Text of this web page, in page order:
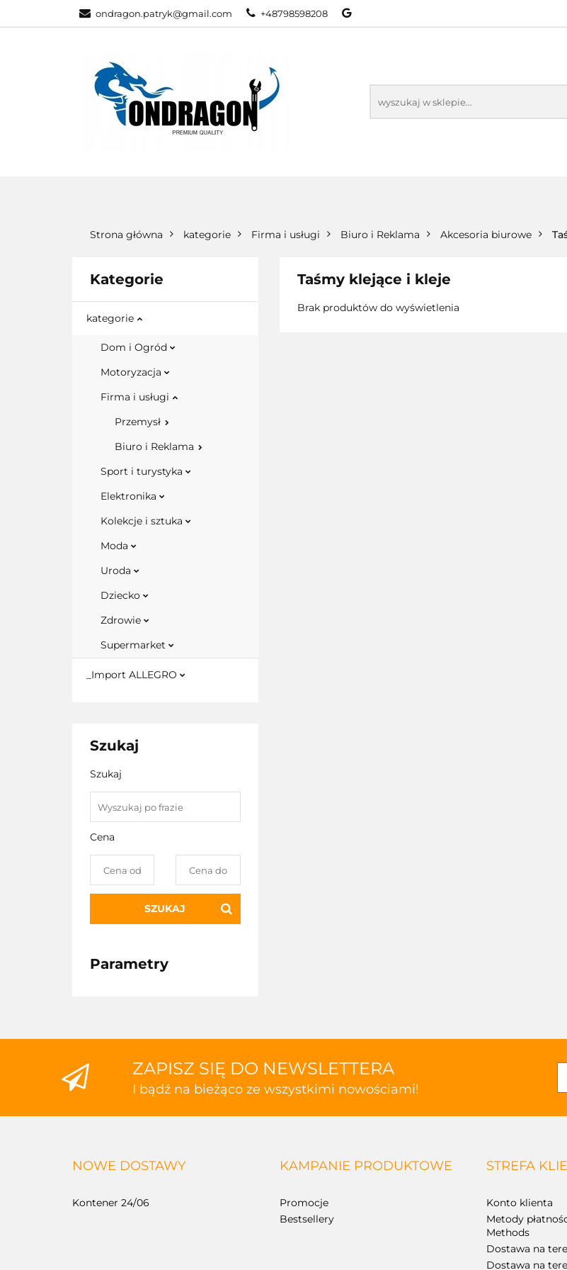
ondragon.patryk@gmail.com +48798598208
KATEGORIE NOWOŚCI
Strona główna kategorie Firma i usługi Biuro i Reklama Akcesoria biurowe
Kategorie
kategorie
Dom i Ogród
Motoryzacja
Firma i usługi
Przemysł
Biuro i Reklama
Sport i turystyka
Elektronika
Kolekcje i sztuka
Moda
Uroda
Dziecko
Zdrowie
Supermarket
_Import ALLEGRO
Szukaj
Szukaj
Cena
SZUKAJ
Parametry
Taśmy klejące i kleje
Brak produktów do wyświetlenia
ZAPISZ SIĘ DO NEWSLETTERA
I bądź na bieżąco ze wszystkimi nowościami!
NOWE DOSTAWY
Kontener 24/06
KAMPANIE PRODUKTOWE
Promocje
Bestsellery
STREFA
Konto klienta
Metody
Methods
Dostawa na
Dostawa na